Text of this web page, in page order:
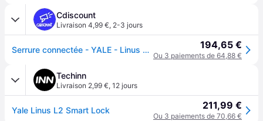
Cdiscount
Livraison 4,99 €, 2-3 jours
Serrure connectée - YALE - Linus L2 - Batterie rechargeable - Wi-Fi - Contrôle daccès - Fintion argent 194,65 €
Ou 3 paiements de 64,88 €
Techinn
Livraison 2,99 €, 12 jours
Yale Linus L2 Smart Lock 211,99 €
Ou 3 paiements de 70,66 €